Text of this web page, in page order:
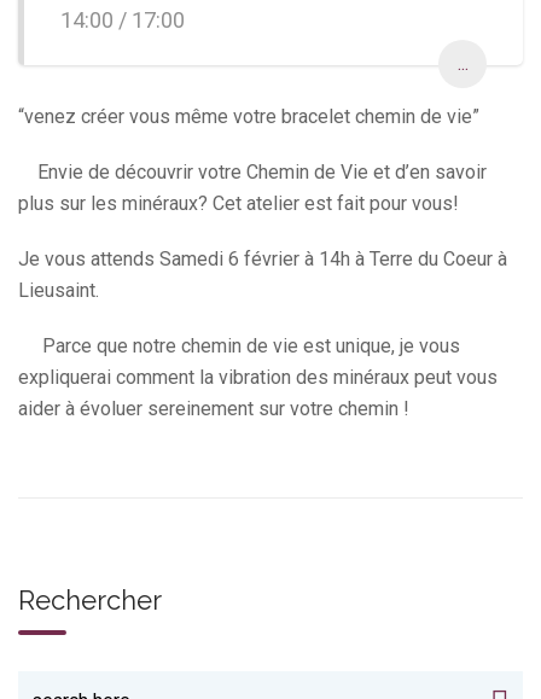
14:00 / 17:00
...
“venez créer vous même votre bracelet chemin de vie”
Envie de découvrir votre Chemin de Vie et d’en savoir
plus sur les minéraux? Cet atelier est fait pour vous!
Je vous attends Samedi 6 février à 14h à Terre du Coeur à
Lieusaint.
Parce que notre chemin de vie est unique, je vous
expliquerai comment la vibration des minéraux peut vous
aider à évoluer sereinement sur votre chemin !
Rechercher